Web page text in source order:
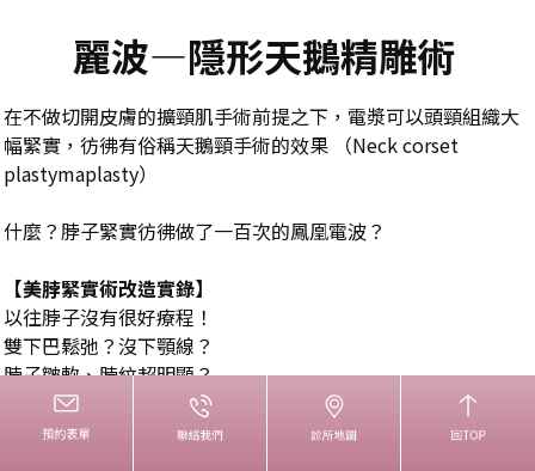
麗波—隱形天鵝精雕術
在不做切開皮膚的擴頸肌手術前提之下，電漿可以頭頸組織大
幅緊實，彷彿有俗稱天鵝頸手術的效果 （Neck corset
plastymaplasty）
什麼？脖子緊實彷彿做了一百次的鳳凰電波？
【美脖緊實術改造實錄】
以往脖子沒有很好療程！
雙下巴鬆弛？沒下顎線？
脖子皺軟、脖紋超明顯？
“麗波-隱形天鵝精雕術”就是解決的好方法！